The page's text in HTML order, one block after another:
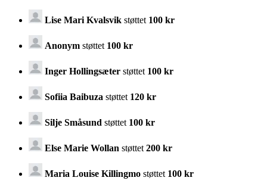
Lise Mari Kvalsvik støttet 100 kr
Anonym støttet 100 kr
Inger Hollingsæter støttet 100 kr
Sofiia Baibuza støttet 120 kr
Silje Småsund støttet 100 kr
Else Marie Wollan støttet 200 kr
Maria Louise Killingmo støttet 100 kr